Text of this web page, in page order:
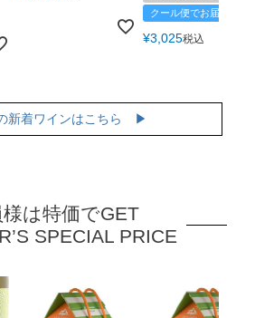
クール便でお届け
¥3,025税込
新着ワインはこちら ▶
は特価でGET
SPECIAL PRICE